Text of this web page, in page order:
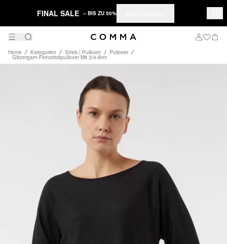
FINAL SALE – BIS ZU 50%
Home Kategorien Strick | Pullover Pullover
Glitzergarn-Feinstrickpullover Mit 3/4-Arm